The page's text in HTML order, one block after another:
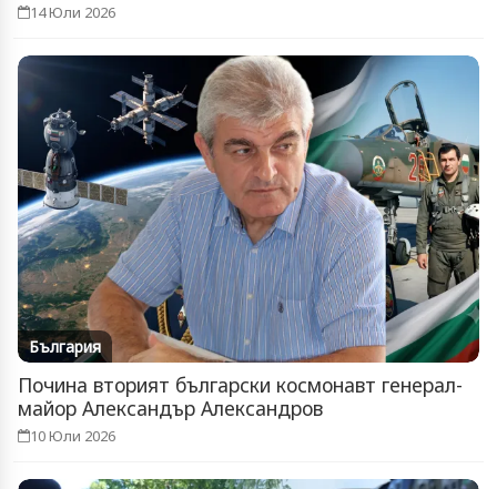
14 Юли 2026
България
Почина вторият български космонавт генерал-
майор Александър Александров
10 Юли 2026